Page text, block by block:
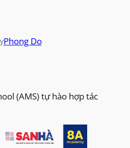
Phong Do
(AMS) tự hào hợp tác